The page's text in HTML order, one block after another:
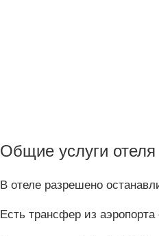
Общие услуги отеля
В отеле разрешено
Есть трансфер из